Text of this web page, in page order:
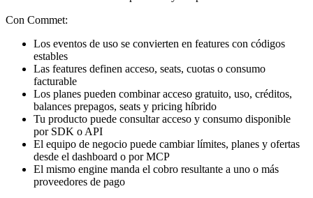
Con Commet:
Los eventos de uso se convierten en features con códigos
estables
Las features definen acceso, seats, cuotas o consumo
facturable
Los planes pueden combinar acceso gratuito, uso, créditos,
balances prepagos, seats y pricing híbrido
Tu producto puede consultar acceso y consumo disponible
por SDK o API
El equipo de negocio puede cambiar límites, planes y ofertas
desde el dashboard o por MCP
El mismo engine manda el cobro resultante a uno o más
proveedores de pago